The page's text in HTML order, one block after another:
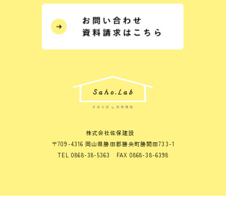
株式会社佐保建設
〒709-4316 岡山県勝田郡勝央町勝間田733-1
TEL 0868-38-5363 FAX 0868-38-6398